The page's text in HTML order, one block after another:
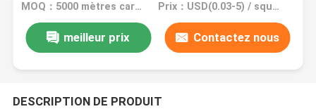
MOQ：5000 mètres carrés, 10000 mètres carrés avec l'impression Prix：USD(0.03-5) / square meter
meilleur prix Contactez nous
DESCRIPTION DE PRODUIT